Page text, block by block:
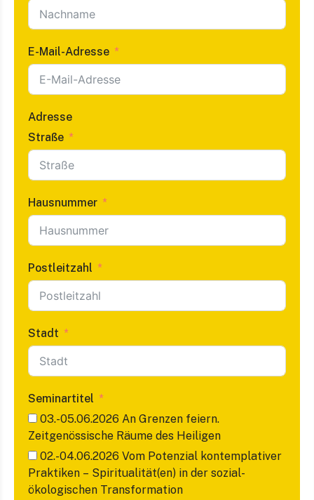
E-Mail-Adresse
Adresse
Straße
Hausnummer
Postleitzahl
Stadt
Seminartitel
03.-05.06.2026 An Grenzen feiern.
Zeitgenössische Räume des Heiligen
02.-04.06.2026 Vom Potenzial kontemplativer
Praktiken – Spiritualität(en) in der sozial-
ökologischen Transformation